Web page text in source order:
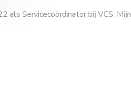
als Servicecoördinator bij VCS. Mijn